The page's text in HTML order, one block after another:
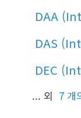
DAA
DAS
DEC
... 외 7 개